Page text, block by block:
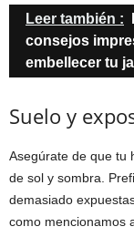
Leer también :
consejos
embellecer tu
Suelo y
Asegúrate de que tu
de sol y sombra.
demasiado
como mencionamos